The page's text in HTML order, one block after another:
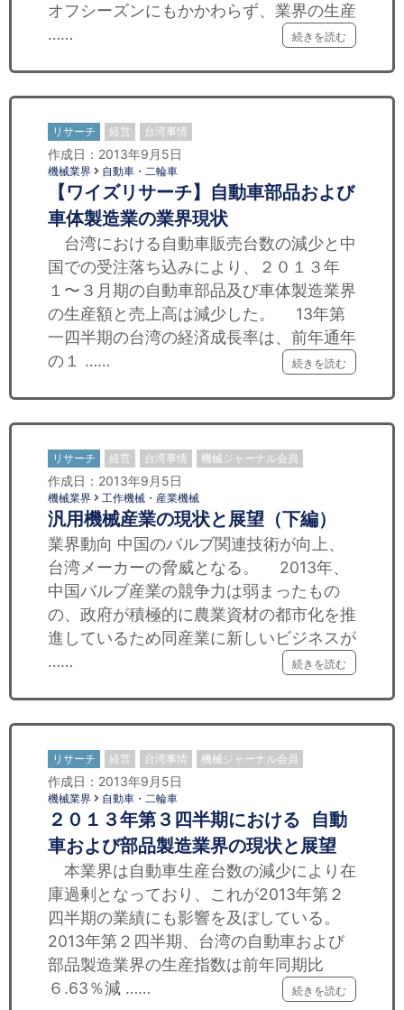
オフシーズンにもかかわらず、業界の生産
……
続きを読む
リサーチ 経営 台湾事情
作成日：2013年9月5日
機械業界 自動車・二輪車
【ワイズリサーチ】自動車部品および
車体製造業の業界現状
台湾における自動車販売台数の減少と中
国での受注落ち込みにより、２０１３年
１〜３月期の自動車部品及び車体製造業界
の生産額と売上高は減少した。 13年第
一四半期の台湾の経済成長率は、前年通年
の１ ……
続きを読む
リサーチ 経営 台湾事情 機械ジャーナル会員
作成日：2013年9月5日
機械業界 工作機械・産業機械
汎用機械産業の現状と展望（下編）
業界動向 中国のバルブ関連技術が向上、
台湾メーカーの脅威となる。 2013年、
中国バルブ産業の競争力は弱まったもの
の、政府が積極的に農業資材の都市化を推
進しているため同産業に新しいビジネスが
……
続きを読む
リサーチ 経営 台湾事情 機械ジャーナル会員
作成日：2013年9月5日
機械業界 自動車・二輪車
２０１３年第３四半期における 自動
車および部品製造業界の現状と展望
本業界は自動車生産台数の減少により在
庫過剰となっており、これが2013年第２
四半期の業績にも影響を及ぼしている。
2013年第２四半期、台湾の自動車および
部品製造業界の生産指数は前年同期比
６.63％減 ……
続きを読む